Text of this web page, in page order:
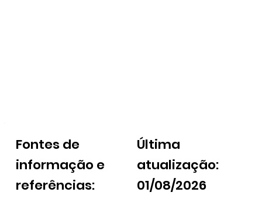
Fontes de
informação e
referências:
Última
atualização:
01/08/2026